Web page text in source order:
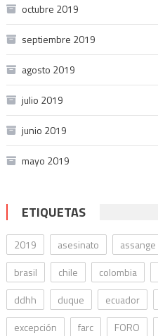
octubre 2019
septiembre 2019
agosto 2019
julio 2019
junio 2019
mayo 2019
ETIQUETAS
2019 asesinato assange
brasil
chile colombia
ddhh
duque ecuador
excepción
farc FORO